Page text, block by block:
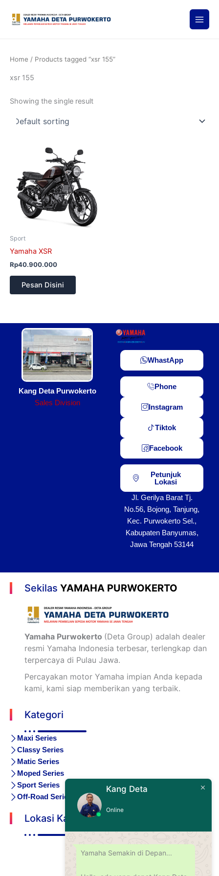
Home / Products tagged “xsr 155”
xsr 155
Showing the single result
Sport
Yamaha XSR
Rp40.900.000
Pesan Disini
Kang Deta Purwokerto
Sales Division
WhastApp
Phone
Instagram
Tiktok
Facebook
Petunjuk
Lokasi
Jl. Gerilya Barat Tj.
No.56, Bojong, Tanjung,
Kec. Purwokerto Sel.,
Kabupaten Banyumas,
Jawa Tengah 53144
Sekilas YAMAHA PURWOKERTO
Yamaha Purwokerto (Deta Group) adalah dealer
resmi Yamaha Indonesia terbesar, terlengkap dan
terpercaya di Pulau Jawa.
Percayakan motor Yamaha impian Anda kepada
kami, kami siap memberikan yang terbaik.
Kategori
Maxi Series
Classy Series
Matic Series
Moped Series
Sport Series
Off-Road Series
Lokasi Kami
Kang Deta
Online
Yamaha Semakin di Depan...